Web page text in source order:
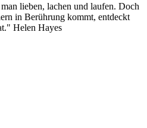
lieben, lachen und laufen. Doch
in Berührung kommt, entdeckt
Helen Hayes